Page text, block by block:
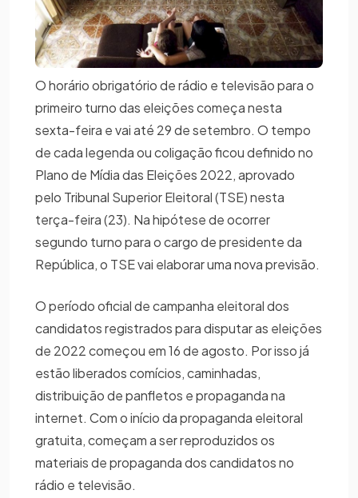
O horário obrigatório de rádio e televisão para o
primeiro turno das eleições começa nesta
sexta-feira e vai até 29 de setembro. O tempo
de cada legenda ou coligação ficou definido no
Plano de Mídia das Eleições 2022, aprovado
pelo Tribunal Superior Eleitoral (TSE) nesta
terça-feira (23). Na hipótese de ocorrer
segundo turno para o cargo de presidente da
República, o TSE vai elaborar uma nova previsão.
O período oficial de campanha eleitoral dos
candidatos registrados para disputar as eleições
de 2022 começou em 16 de agosto. Por isso já
estão liberados comícios, caminhadas,
distribuição de panfletos e propaganda na
internet. Com o início da propaganda eleitoral
gratuita, começam a ser reproduzidos os
materiais de propaganda dos candidatos no
rádio e televisão.